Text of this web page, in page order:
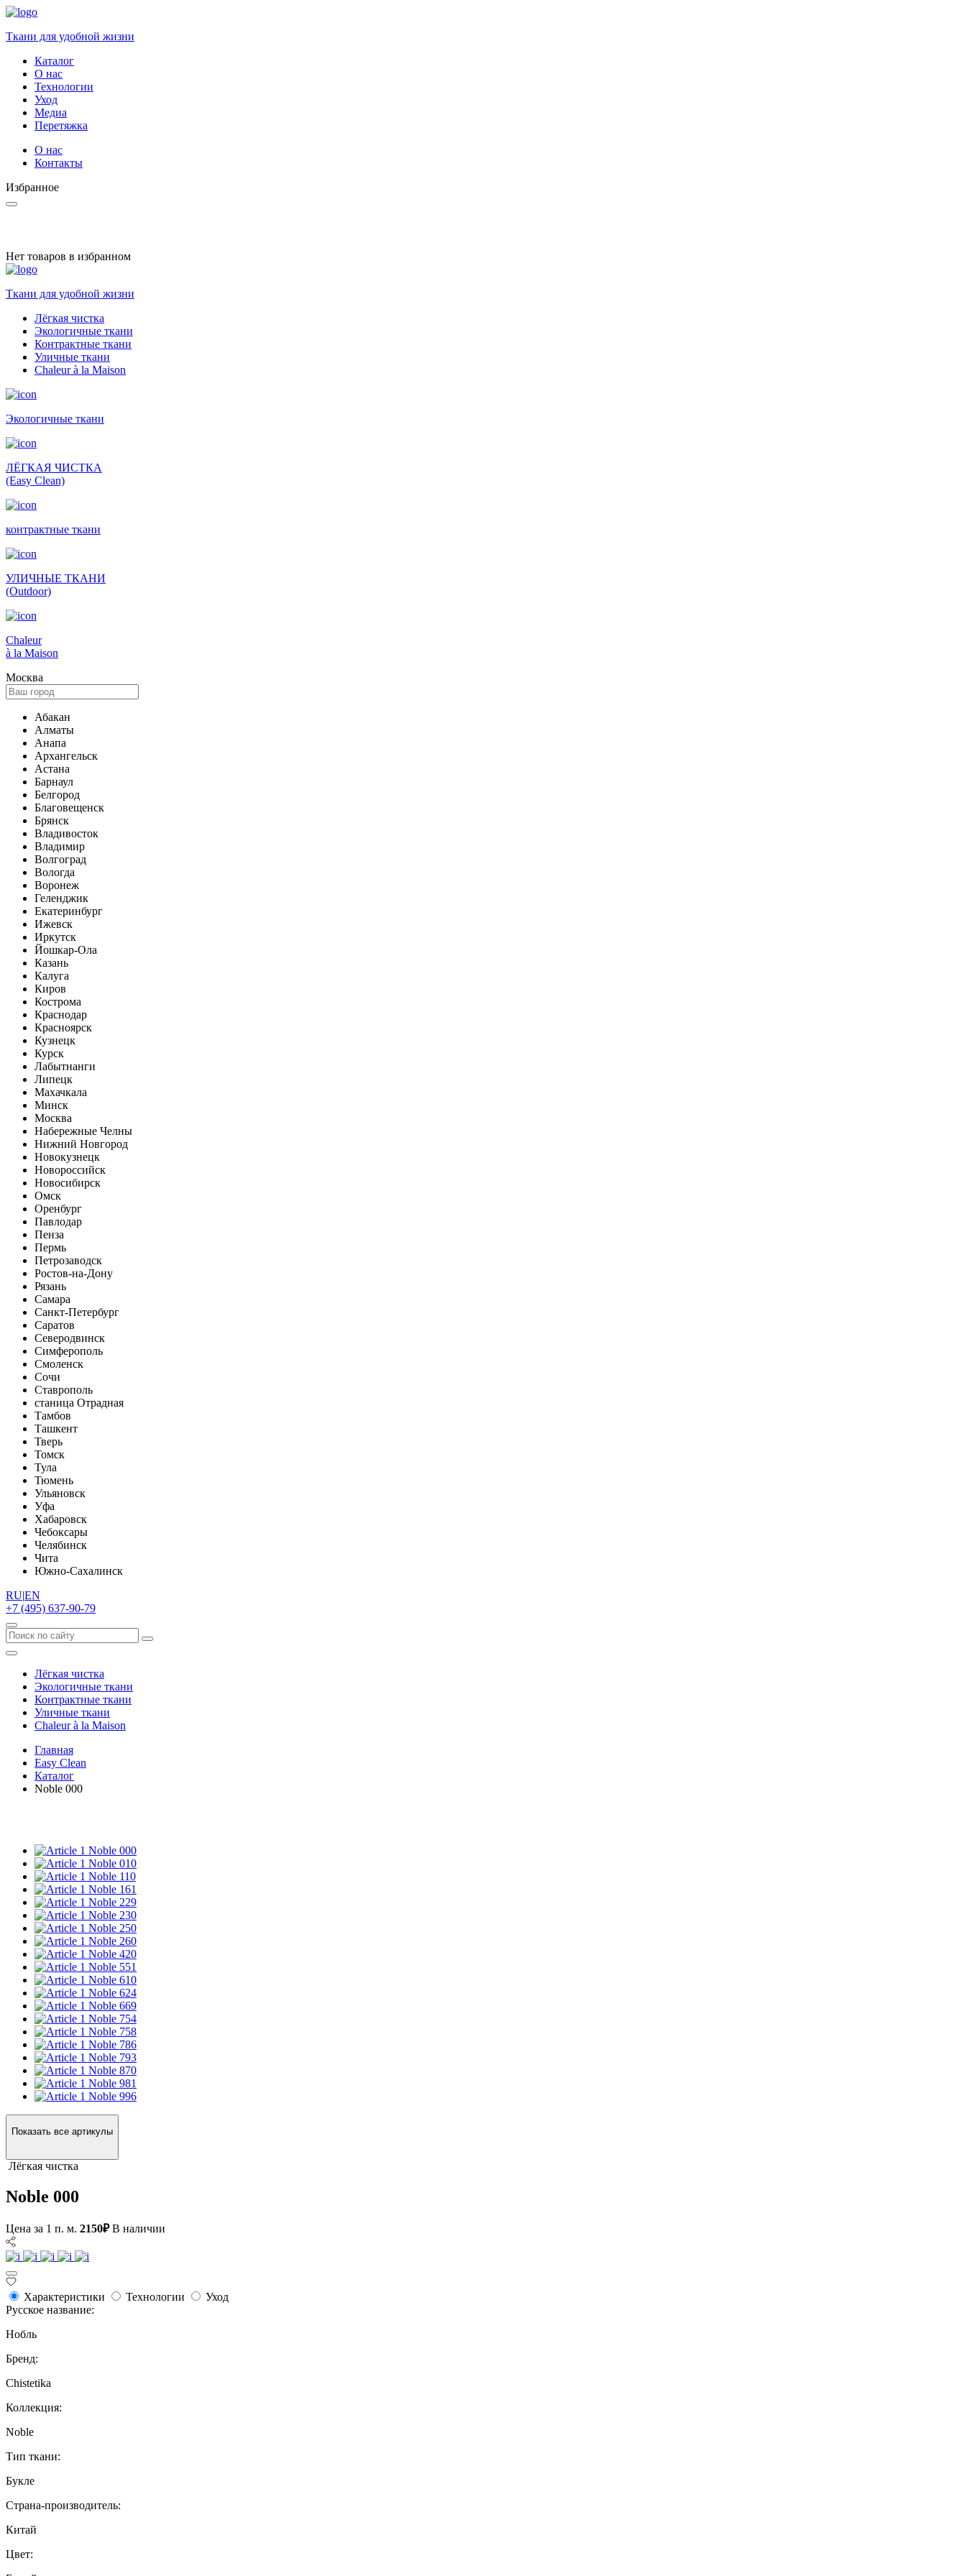
Ткани для удобной жизни
Каталог
О нас
Технологии
Уход
Медиа
Перетяжка
О нас
Контакты
Избранное
Нет товаров в избранном
Ткани для удобной жизни
Лёгкая чистка
Экологичные ткани
Контрактные ткани
Уличные ткани
Сhaleur à la Maison
Экологичные ткани
ЛЁГКАЯ ЧИСТКА
(Easy Clean)
контрактные ткани
УЛИЧНЫЕ ТКАНИ
(Outdoor)
Сhaleur
à la Maison
Москва
Абакан
Алматы
Анапа
Архангельск
Астана
Барнаул
Белгород
Благовещенск
Брянск
Владивосток
Владимир
Волгоград
Вологда
Воронеж
Геленджик
Екатеринбург
Ижевск
Иркутск
Йошкар-Ола
Казань
Калуга
Киров
Кострома
Краснодар
Красноярск
Кузнецк
Курск
Лабытнанги
Липецк
Махачкала
Минск
Москва
Набережные Челны
Нижний Новгород
Новокузнецк
Новороссийск
Новосибирск
Омск
Оренбург
Павлодар
Пенза
Пермь
Петрозаводск
Ростов-на-Дону
Рязань
Самара
Санкт-Петербург
Саратов
Северодвинск
Симферополь
Смоленск
Сочи
Ставрополь
станица Отрадная
Тамбов
Ташкент
Тверь
Томск
Тула
Тюмень
Ульяновск
Уфа
Хабаровск
Чебоксары
Челябинск
Чита
Южно-Сахалинск
RU|EN
+7 (495) 637-90-79
Лёгкая чистка
Экологичные ткани
Контрактные ткани
Уличные ткани
Сhaleur à la Maison
Главная
Easy Clean
Каталог
Noble 000
Noble 000
Noble 010
Noble 110
Noble 161
Noble 229
Noble 230
Noble 250
Noble 260
Noble 420
Noble 551
Noble 610
Noble 624
Noble 669
Noble 754
Noble 758
Noble 786
Noble 793
Noble 870
Noble 981
Noble 996
Показать все артикулы
Лёгкая чистка
Noble 000
Цена за 1 п. м. 2150₽ В наличии
Характеристики Технологии
Уход
Русское название:
Нобль
Бренд:
Chistetika
Коллекция:
Noble
Тип ткани:
Букле
Страна-производитель:
Китай
Цвет: